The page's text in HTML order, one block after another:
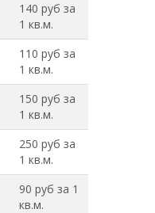
140 руб за
1 кв.м.
110 руб за
1 кв.м.
150 руб за
1 кв.м.
250 руб за
1 кв.м.
90 руб за 1
кв.м.